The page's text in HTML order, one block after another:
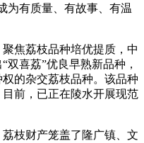
为有质量、有故事、有温
焦荔枝品种培优提质，中
双喜荔”优良早熟新品种，
的杂交荔枝品种。该品种
前，已正在陵水开展现范
枝财产笼盖了隆广镇、文